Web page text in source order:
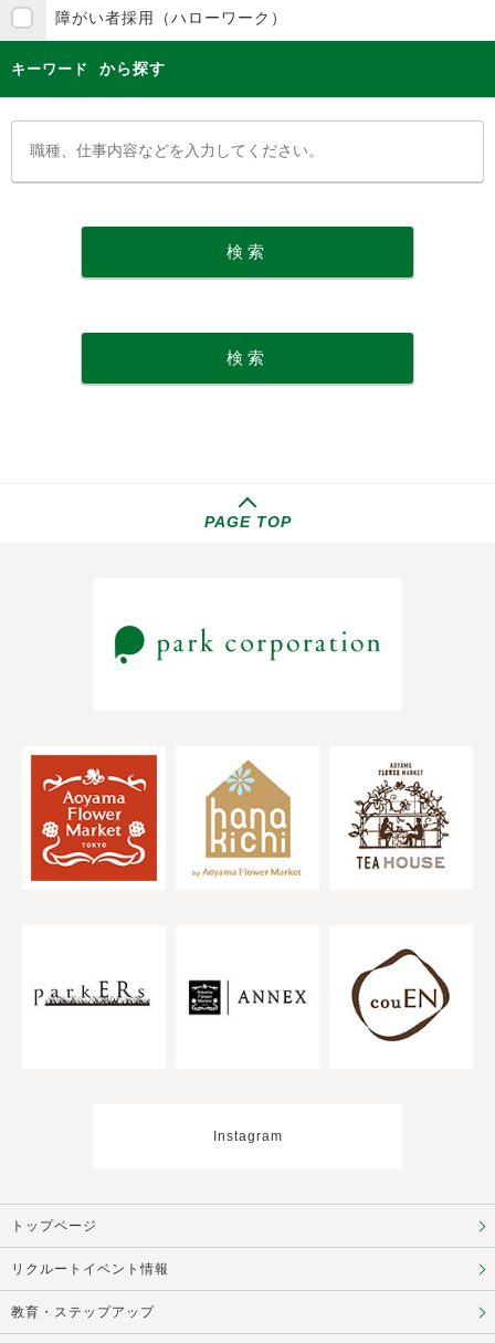
障がい者採用（ハローワーク）
キーワード から探す
PAGE TOP
Instagram
トップページ
リクルートイベント情報
教育・ステップアップ